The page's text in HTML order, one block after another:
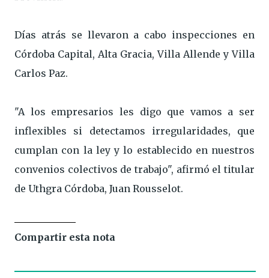
Días atrás se llevaron a cabo inspecciones en
Córdoba Capital, Alta Gracia, Villa Allende y Villa
Carlos Paz.
"A los empresarios les digo que vamos a ser
inflexibles si detectamos irregularidades, que
cumplan con la ley y lo establecido en nuestros
convenios colectivos de trabajo", afirmó el titular
de Uthgra Córdoba, Juan Rousselot.
Compartir esta nota